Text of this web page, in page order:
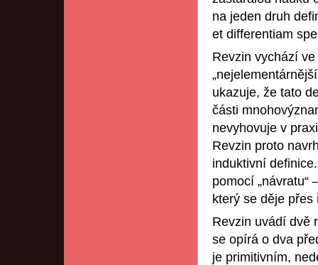
na jeden druh
et differentiam
Revzin vychází
ukazuje, že tato
části
nevyhovuje v
Revzin proto
induktivní
pomocí
který se děje
Revzin uvádí dvě
se opírá o dva
je primitivním,